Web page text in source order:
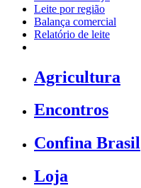
Leite por região
Balança comercial
Relatório de leite
Agricultura
Encontros
Confina Brasil
Loja